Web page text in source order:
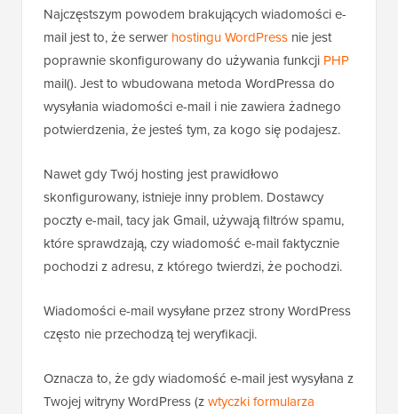
Najczęstszym powodem brakujących wiadomości e-
mail jest to, że serwer hostingu WordPress nie jest
poprawnie skonfigurowany do używania funkcji PHP
mail(). Jest to wbudowana metoda WordPressa do
wysyłania wiadomości e-mail i nie zawiera żadnego
potwierdzenia, że jesteś tym, za kogo się podajesz.
Nawet gdy Twój hosting jest prawidłowo
skonfigurowany, istnieje inny problem. Dostawcy
poczty e-mail, tacy jak Gmail, używają filtrów spamu,
które sprawdzają, czy wiadomość e-mail faktycznie
pochodzi z adresu, z którego twierdzi, że pochodzi.
Wiadomości e-mail wysyłane przez strony WordPress
często nie przechodzą tej weryfikacji.
Oznacza to, że gdy wiadomość e-mail jest wysyłana z
Twojej witryny WordPress (zwtyczki formularza